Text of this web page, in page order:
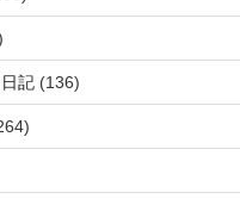
記(136)